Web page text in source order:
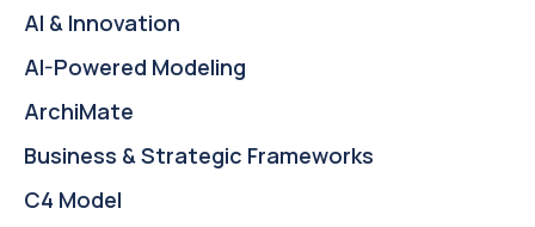
AI & Innovation
AI-Powered Modeling
ArchiMate
Business & Strategic Frameworks
C4 Model